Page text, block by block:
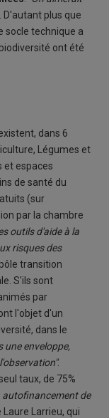
plus que
socle technique a
ont été
dans 6
Légumes et
et espaces
de santé du
(sur
par la chambre
outils d'aide à la
risques des
transition
S'ils sont
par
l'objet d'un
dans le
une enveloppe,
.
taux, de 75%
autofinancement de
Laure Larrieu, qui